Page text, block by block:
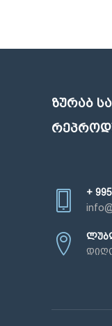
ᲖᲣᲠᲐᲑ
+